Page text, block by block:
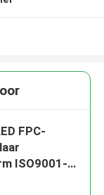
FPC-
ISO9001-